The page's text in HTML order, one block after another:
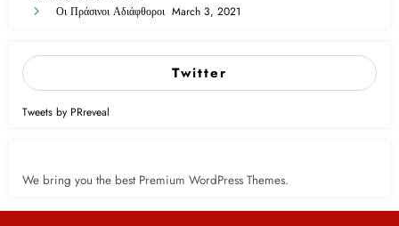
Οι Πράσινοι Αδιάφθοροι March 3, 2021
Twitter
Tweets by PRreveal
We bring you the best Premium WordPress Themes.